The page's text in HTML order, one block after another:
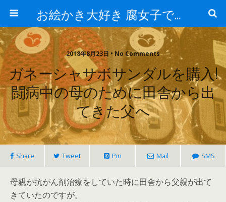
お絵かき大好き 腐女子でゲーマーのおかしな生活
2018年8月23日 • No Comments
ガネーシャサボサンダルを購入!
闘病中の母のために田舎から出
てきた父へ
Share Tweet Pin Mail SMS
母親が抗がん剤治療をしていた時に田舎から父親が出て
きていたのですが。